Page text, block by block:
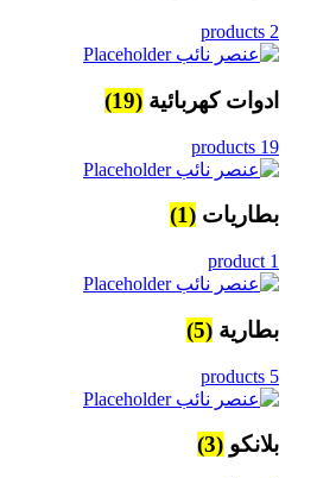
2 products
ادوات كهربائية (19)
19 products
بطاريات (1)
1 product
بطارية (5)
5 products
بلانكو (3)